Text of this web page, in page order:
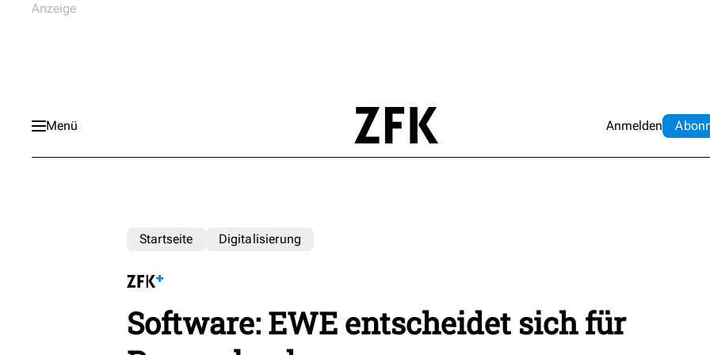
Menü Anmelden Abo
Startseite Digitalisierung
Software: EWE entscheidet sich für